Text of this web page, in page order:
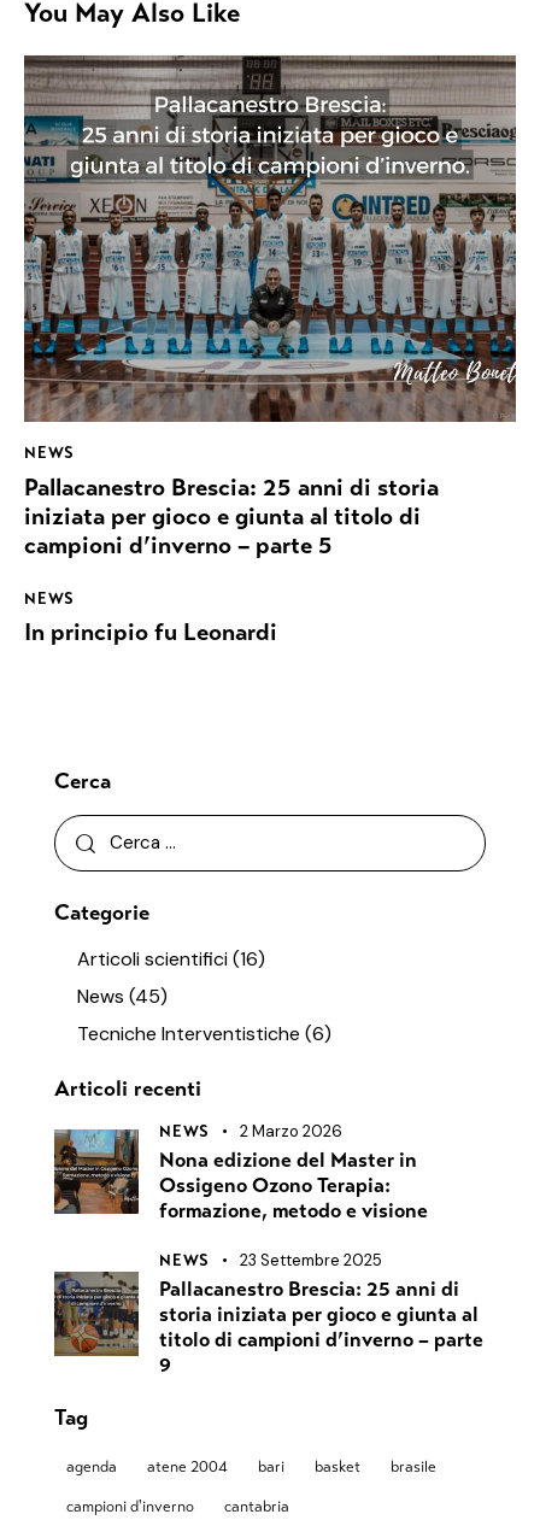
You May Also Like
NEWS
Pallacanestro Brescia: 25 anni di storia
iniziata per gioco e giunta al titolo di
campioni d’inverno – parte 5
NEWS
In principio fu Leonardi
Cerca
Categorie
Articoli scientifici(16)
News (45)
Tecniche Interventistiche (6)
Articoli recenti
NEWS 2 Marzo 2026
Nona edizione del Master in
Ossigeno Ozono Terapia:
formazione, metodo e visione
NEWS 23 Settembre 2025
Pallacanestro Brescia: 25 anni di
storia iniziata per gioco e giunta al
titolo di campioni d’inverno – parte
9
Tag
agenda atene 2004 bari basket brasile
campioni d'inverno cantabria